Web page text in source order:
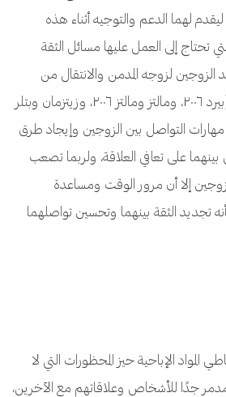
لهما الدعم والتوجيه أثناء هذه
تحتاج إلى العمل عليها مسائل الثقة
لزوجه المدمن والانتقال من
الغضب منه إلى التسامح (بيرد ٢٠٠٦، ومالتز ومالتز ٢٠٠٦، وزيتزمان وبتلر
مهارات التواصل بين الزوجين وإيجاد طرق
على تعافي العلاقة، ولربما تصعب
إلا أن مرور الوقت ومساعدة
تجديد الثقة بينهما وتحسين تواصلهما
الإباحية حيز المحظورات التي لا
مدمر جدًا للأشخاص وعلاقاتهم مع الآخرين،